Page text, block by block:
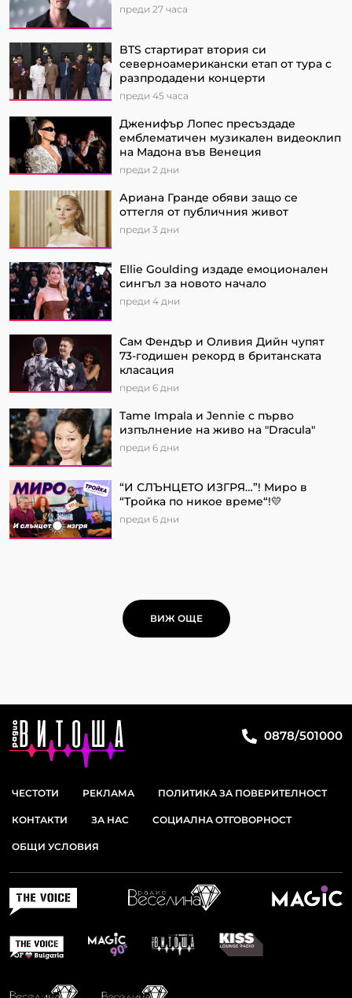
преди 27 часа
BTS стартират втория си
северноамерикански етап от турa с
разпродадени концерти
преди 45 часа
Дженифър Лопес пресъздаде
емблематичен музикален видеоклип
на Мадона във Венеция
преди 2 дни
Ариана Гранде обяви защо се
оттегля от публичния живот
преди 3 дни
Ellie Goulding издаде емоционален
сингъл за новото начало
преди 4 дни
Сам Фендър и Оливия Дийн чупят
73-годишен рекорд в британската
класация
преди 6 дни
Tame Impala и Jennie с първо
изпълнение на живо на "Dracula"
преди 6 дни
“И СЛЪНЦЕТО ИЗГРЯ…”! Миро в
“Тройка по никое време“!💛
преди 6 дни
ВИЖ ОЩЕ
0878/501000
ЧЕСТОТИ РЕКЛАМА ПОЛИТИКА ЗА ПОВЕРИТЕЛНОСТ
КОНТАКТИ ЗА НАС СОЦИАЛНА ОТГОВОРНОСТ
ОБЩИ УСЛОВИЯ